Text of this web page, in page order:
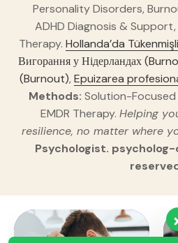
Personality Disorders,
ADHD Diagnosis &
Therapy. Hollanda’da
Вигорання у Нідерландах
(Burnout), Epuizarea
Methods: Solution-Focused
EMDR Therapy. Helping
resilience, no matter where
Psychologist.